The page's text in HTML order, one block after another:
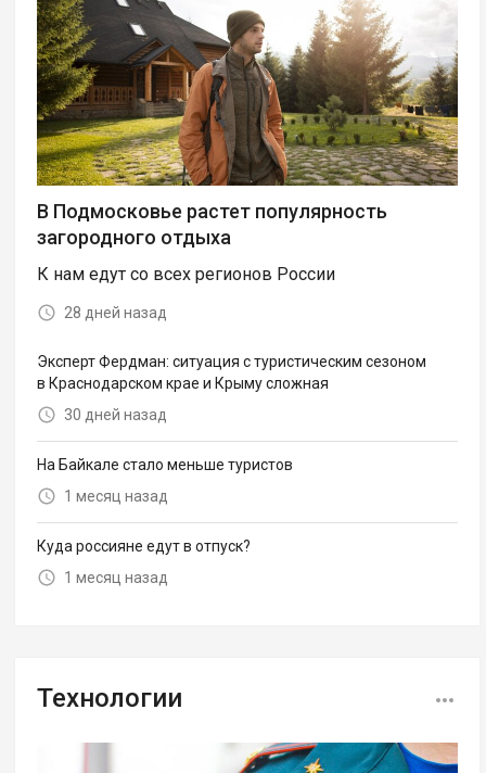
В Подмосковье растет популярность
загородного отдыха
К нам едут со всех регионов России
28 дней назад
Эксперт Фердман: ситуация с туристическим сезоном
в Краснодарском крае и Крыму сложная
30 дней назад
На Байкале стало меньше туристов
1 месяц назад
Куда россияне едут в отпуск?
1 месяц назад
Технологии